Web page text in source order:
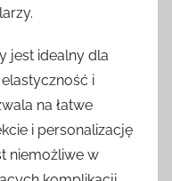
jest idealny dla
i
na łatwe
i personalizację
niemożliwe w